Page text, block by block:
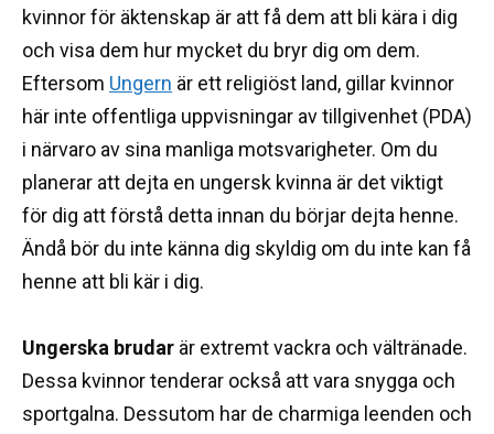
kvinnor för äktenskap är att få dem att bli kära i dig
och visa dem hur mycket du bryr dig om dem.
Eftersom Ungern är ett religiöst land, gillar kvinnor
här inte offentliga uppvisningar av tillgivenhet (PDA)
i närvaro av sina manliga motsvarigheter. Om du
planerar att dejta en ungersk kvinna är det viktigt
för dig att förstå detta innan du börjar dejta henne.
Ändå bör du inte känna dig skyldig om du inte kan få
henne att bli kär i dig.
Ungerska brudar är extremt vackra och vältränade.
Dessa kvinnor tenderar också att vara snygga och
sportgalna. Dessutom har de charmiga leenden och